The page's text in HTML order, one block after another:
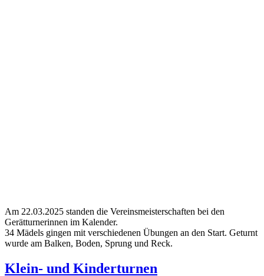
Am 22.03.2025 standen die Vereinsmeisterschaften bei den
Gerätturnerinnen im Kalender.
34 Mädels gingen mit verschiedenen Übungen an den Start. Geturnt
wurde am Balken, Boden, Sprung und Reck.
Klein- und Kinderturnen